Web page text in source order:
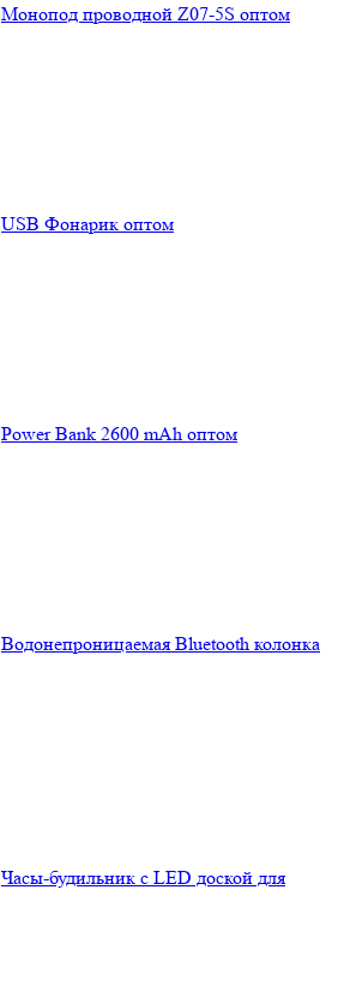
Монопод проводной Z07-5S оптом
USB Фонарик оптом
Power Bank 2600 mAh оптом
Водонепроницаемая Bluetooth колонка
Часы-будильник с LED доской для